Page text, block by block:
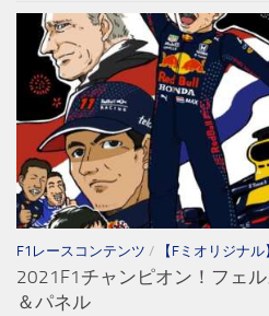
F1レースコンテンツ / 【Fミオリジナ
2021F1チャンピオン！フェ
＆パネル